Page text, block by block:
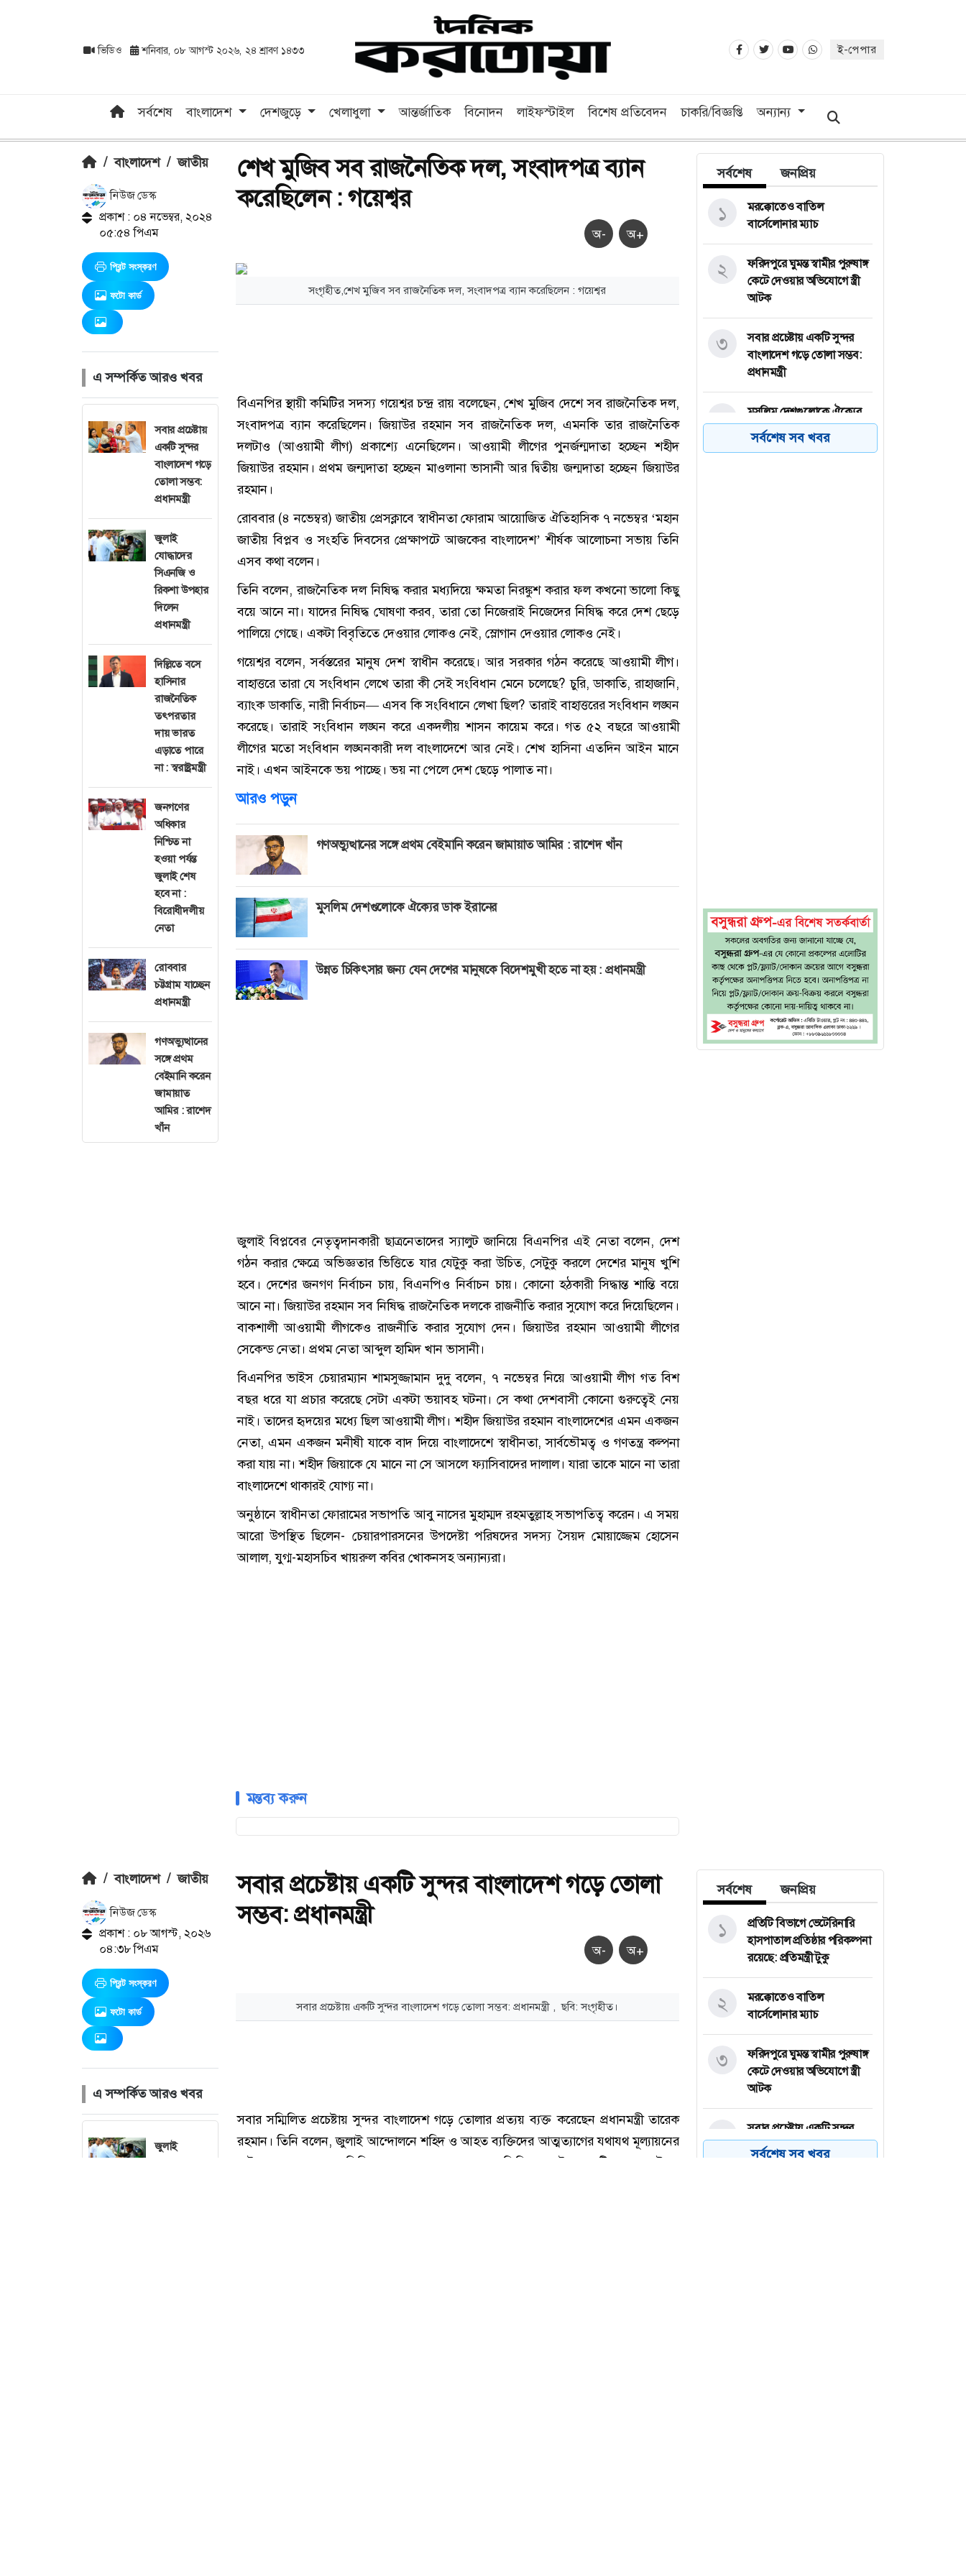
ভিডিও শনিবার, ০৮ আগস্ট ২০২৬, ২৪ শ্রাবণ ১৪৩৩ ই-পেপার
সর্বশেষ বাংলাদেশ দেশজুড়ে খেলাধুলা আন্তর্জাতিক বিনোদন লাইফস্টাইল বিশেষ প্রতিবেদন চাকরি/বিজ্ঞপ্তি অন্যান্য
/ বাংলাদেশ / জাতীয়
নিউজ ডেস্ক
প্রকাশ : ০৪ নভেম্বর, ২০২৪
০৫:৫৪ পিএম
প্রিন্ট সংস্করণ
ফটো কার্ড
এ সম্পর্কিত আরও খবর
সবার প্রচেষ্টায়
একটি সুন্দর
বাংলাদেশ গড়ে
তোলা সম্ভব:
প্রধানমন্ত্রী
জুলাই
যোদ্ধাদের
সিএনজি ও
রিকশা উপহার
দিলেন
প্রধানমন্ত্রী
দিল্লিতে বসে
হাসিনার
রাজনৈতিক
তৎপরতার
দায় ভারত
এড়াতে পারে
না : স্বরাষ্ট্রমন্ত্রী
জনগণের
অধিকার
নিশ্চিত না
হওয়া পর্যন্ত
জুলাই শেষ
হবে না :
বিরোধীদলীয়
নেতা
রোববার
চট্টগ্রাম যাচ্ছেন
প্রধানমন্ত্রী
গণঅভ্যুত্থানের
সঙ্গে প্রথম
বেইমানি করেন
জামায়াত
আমির : রাশেদ
খাঁন
শেখ মুজিব সব রাজনৈতিক দল, সংবাদপত্র ব্যান
করেছিলেন : গয়েশ্বর
অ- অ+
সংগৃহীত,শেখ মুজিব সব রাজনৈতিক দল, সংবাদপত্র ব্যান করেছিলেন : গয়েশ্বর
বিএনপির স্থায়ী কমিটির সদস্য গয়েশ্বর চন্দ্র রায় বলেছেন, শেখ মুজিব দেশে সব রাজনৈতিক দল,
সংবাদপত্র ব্যান করেছিলেন। জিয়াউর রহমান সব রাজনৈতিক দল, এমনকি তার রাজনৈতিক
দলটাও (আওয়ামী লীগ) প্রকাশ্যে এনেছিলেন। আওয়ামী লীগের পুনর্জন্মদাতা হচ্ছেন শহীদ
জিয়াউর রহমান। প্রথম জন্মদাতা হচ্ছেন মাওলানা ভাসানী আর দ্বিতীয় জন্মদাতা হচ্ছেন জিয়াউর
রহমান।
রোববার (৪ নভেম্বর) জাতীয় প্রেসক্লাবে স্বাধীনতা ফোরাম আয়োজিত ঐতিহাসিক ৭ নভেম্বর ‘মহান
জাতীয় বিপ্লব ও সংহতি দিবসের প্রেক্ষাপটে আজকের বাংলাদেশ’ শীর্ষক আলোচনা সভায় তিনি
এসব কথা বলেন।
তিনি বলেন, রাজনৈতিক দল নিষিদ্ধ করার মধ্যদিয়ে ক্ষমতা নিরঙ্কুশ করার ফল কখনো ভালো কিছু
বয়ে আনে না। যাদের নিষিদ্ধ ঘোষণা করব, তারা তো নিজেরাই নিজেদের নিষিদ্ধ করে দেশ ছেড়ে
পালিয়ে গেছে। একটা বিবৃতিতে দেওয়ার লোকও নেই, স্লোগান দেওয়ার লোকও নেই।
গয়েশ্বর বলেন, সর্বস্তরের মানুষ দেশ স্বাধীন করেছে। আর সরকার গঠন করেছে আওয়ামী লীগ।
বাহাত্তরে তারা যে সংবিধান লেখে তারা কী সেই সংবিধান মেনে চলেছে? চুরি, ডাকাতি, রাহাজানি,
ব্যাংক ডাকাতি, নারী নির্বাচন— এসব কি সংবিধানে লেখা ছিল? তারাই বাহাত্তরের সংবিধান লঙ্ঘন
করেছে। তারাই সংবিধান লঙ্ঘন করে একদলীয় শাসন কায়েম করে। গত ৫২ বছরে আওয়ামী
লীগের মতো সংবিধান লঙ্ঘনকারী দল বাংলাদেশে আর নেই। শেখ হাসিনা এতদিন আইন মানে
নাই। এখন আইনকে ভয় পাচ্ছে। ভয় না পেলে দেশ ছেড়ে পালাত না।
আরও পড়ুন
গণঅভ্যুত্থানের সঙ্গে প্রথম বেইমানি করেন জামায়াত আমির : রাশেদ খাঁন
মুসলিম দেশগুলোকে ঐক্যের ডাক ইরানের
উন্নত চিকিৎসার জন্য যেন দেশের মানুষকে বিদেশমুখী হতে না হয় : প্রধানমন্ত্রী
জুলাই বিপ্লবের নেতৃত্বদানকারী ছাত্রনেতাদের স্যালুট জানিয়ে বিএনপির এই নেতা বলেন, দেশ
গঠন করার ক্ষেত্রে অভিজ্ঞতার ভিত্তিতে যার যেটুকু করা উচিত, সেটুকু করলে দেশের মানুষ খুশি
হবে। দেশের জনগণ নির্বাচন চায়, বিএনপিও নির্বাচন চায়। কোনো হঠকারী সিদ্ধান্ত শান্তি বয়ে
আনে না। জিয়াউর রহমান সব নিষিদ্ধ রাজনৈতিক দলকে রাজনীতি করার সুযোগ করে দিয়েছিলেন।
বাকশালী আওয়ামী লীগকেও রাজনীতি করার সুযোগ দেন। জিয়াউর রহমান আওয়ামী লীগের
সেকেন্ড নেতা। প্রথম নেতা আব্দুল হামিদ খান ভাসানী।
বিএনপির ভাইস চেয়ারম্যান শামসুজ্জামান দুদু বলেন, ৭ নভেম্বর নিয়ে আওয়ামী লীগ গত বিশ
বছর ধরে যা প্রচার করেছে সেটা একটা ভয়াবহ ঘটনা। সে কথা দেশবাসী কোনো গুরুত্বেই নেয়
নাই। তাদের হৃদয়ের মধ্যে ছিল আওয়ামী লীগ। শহীদ জিয়াউর রহমান বাংলাদেশের এমন একজন
নেতা, এমন একজন মনীষী যাকে বাদ দিয়ে বাংলাদেশে স্বাধীনতা, সার্বভৌমত্ব ও গণতন্ত্র কল্পনা
করা যায় না। শহীদ জিয়াকে যে মানে না সে আসলে ফ্যাসিবাদের দালাল। যারা তাকে মানে না তারা
বাংলাদেশে থাকারই যোগ্য না।
অনুষ্ঠানে স্বাধীনতা ফোরামের সভাপতি আবু নাসের মুহাম্মদ রহমতুল্লাহ সভাপতিত্ব করেন। এ সময়
আরো উপস্থিত ছিলেন- চেয়ারপারসনের উপদেষ্টা পরিষদের সদস্য সৈয়দ মোয়াজ্জেম হোসেন
আলাল, যুগ্ম-মহাসচিব খায়রুল কবির খোকনসহ অন্যান্যরা।
মন্তব্য করুন
সর্বশেষ জনপ্রিয়
মরক্কোতেও বাতিল
বার্সেলোনার ম্যাচ
১
ফরিদপুরে ঘুমন্ত স্বামীর পুরুষাঙ্গ
কেটে দেওয়ার অভিযোগে স্ত্রী
আটক
২
সবার প্রচেষ্টায় একটি সুন্দর
বাংলাদেশ গড়ে তোলা সম্ভব:
প্রধানমন্ত্রী
৩
মুসলিম দেশগুলোকে ঐক্যের
ডাক ইরানের
৪
সর্বশেষ সব খবর
/ বাংলাদেশ / জাতীয়
নিউজ ডেস্ক
প্রকাশ : ০৮ আগস্ট, ২০২৬
০৪:৩৮ পিএম
প্রিন্ট সংস্করণ
ফটো কার্ড
এ সম্পর্কিত আরও খবর
জুলাই
সবার প্রচেষ্টায় একটি সুন্দর বাংলাদেশ গড়ে তোলা
সম্ভব: প্রধানমন্ত্রী
অ- অ+
সর্বশেষ জনপ্রিয়
প্রতিটি বিভাগে ভেটেরিনারি
হাসপাতাল প্রতিষ্ঠার পরিকল্পনা
রয়েছে: প্রতিমন্ত্রী টুকু
১
মরক্কোতেও বাতিল
বার্সেলোনার ম্যাচ
২
ফরিদপুরে ঘুমন্ত স্বামীর পুরুষাঙ্গ
কেটে দেওয়ার অভিযোগে স্ত্রী
আটক
৩
সবার প্রচেষ্টায় একটি সুন্দর
বাংলাদেশ গড়ে তোলা সম্ভব:
প্রধানমন্ত্রী
৪
সর্বশেষ সব খবর